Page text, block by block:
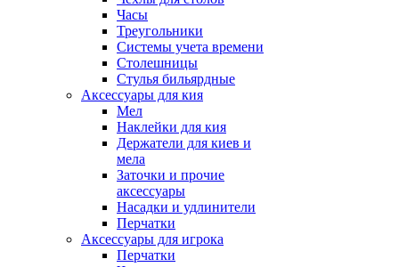
Часы
Треугольники
Системы учета времени
Столешницы
Стулья бильярдные
Аксессуары для кия
Мел
Наклейки для кия
Держатели для киев и
мела
Заточки и прочие
аксессуары
Насадки и удлинители
Перчатки
Аксессуары для игрока
Перчатки